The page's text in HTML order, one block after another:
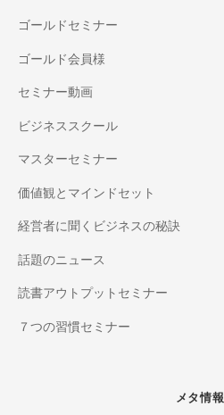
ゴールドセミナー
ゴールド会員様
セミナー動画
ビジネススクール
マスターセミナー
価値観とマインドセット
経営者に聞くビジネスの秘訣
話題のニュース
読書アウトプットセミナー
７つの習慣セミナー
メタ情報